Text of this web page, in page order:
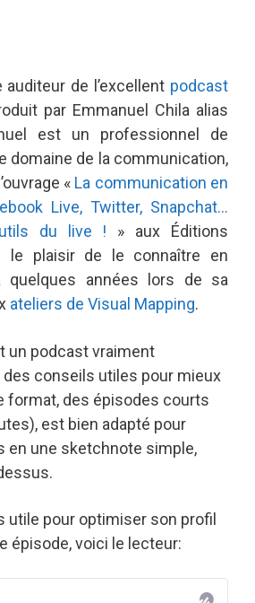
de l’excellent podcast
par Emmanuel Chila alias
est un professionnel de
domaine de la communication,
« La communication en
Live, Twitter, Snapchat…
du live ! » aux Éditions
le plaisir de le connaître en
années lors de sa
ateliers de Visual Mapping.
un podcast vraiment
conseils utiles pour mieux
format, des épisodes courts
est bien adapté pour
en une sketchnote simple,
utile pour optimiser son profil
épisode, voici le lecteur: